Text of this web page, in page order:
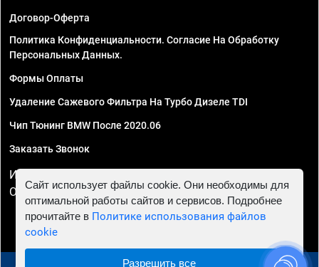
Договор-Оферта
Политика Конфиденциальности. Согласие На Обработку
Персональных Данных.
Формы Оплаты
Удаление Сажевого Фильтра На Турбо Дизеле TDI
Чип Тюнинг BMW После 2020.06
Заказать Звонок
ИП Смирнов Георгий Павлович. ИНН 781302555843,
ОГРНИП 324470400032610
Сайт использует файлы cookie. Они необходимы для
оптимальной работы сайтов и сервисов. Подробнее
прочитайте в Политике использования файлов
cookie
Разрешить все